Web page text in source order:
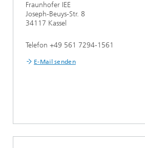
Fraunhofer IEE
Joseph-Beuys-Str. 8
34117 Kassel
Telefon +49 561 7294-1561
E-Mail senden